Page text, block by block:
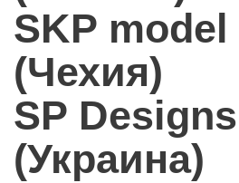
SKP model
(Чехия)
SP Designs
(Украина)